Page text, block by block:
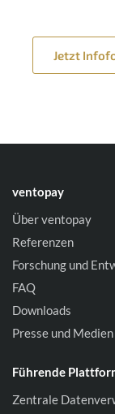
Jetzt
ventopay
Über ventopay
Referenzen
Forschung und
FAQ
Downloads
Presse und Medien
Führende
Zentrale